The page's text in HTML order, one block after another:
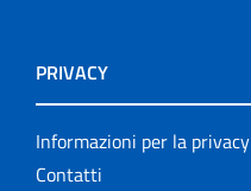
PRIVACY
Informazioni per la privacy
Contatti